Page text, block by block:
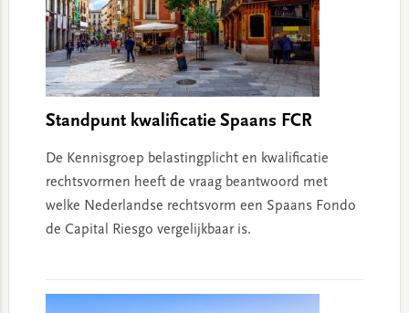
Standpunt kwalificatie Spaans FCR
De Kennisgroep belastingplicht en kwalificatie
rechtsvormen heeft de vraag beantwoord met
welke Nederlandse rechtsvorm een Spaans Fondo
de Capital Riesgo vergelijkbaar is.